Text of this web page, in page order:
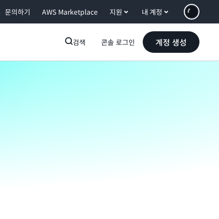
문의하기 AWS Marketplace 지원 내 계정
검색 콘솔 로그인 계정 생성